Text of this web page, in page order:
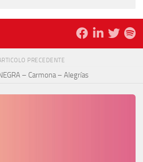
PRECEDENTE
– Carmona – Alegrías